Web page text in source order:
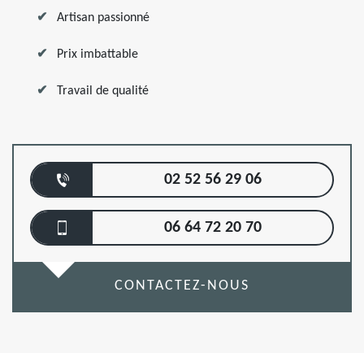
Artisan passionné
Prix imbattable
Travail de qualité
02 52 56 29 06
06 64 72 20 70
CONTACTEZ-NOUS